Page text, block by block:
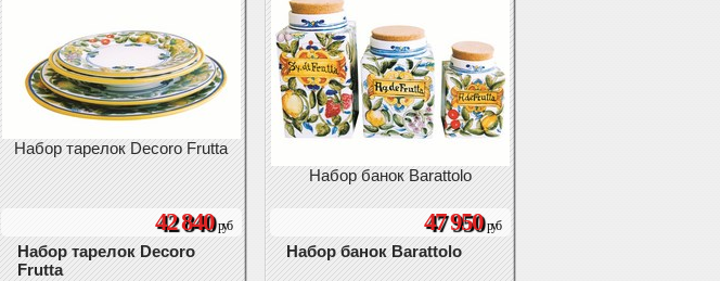
Набор тарелок Decoro Frutta
42 840руб
Набор тарелок Decoro
Frutta
Набор банок Barattolo
47 950руб
Набор банок Barattolo